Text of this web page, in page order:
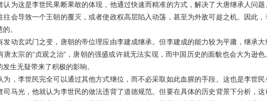
认为这是李世民果断果敢的体现，他通过快速而精准的方式，解决了大唐继承人问
往会导致一个王朝的覆灭，或者使政权高层陷入动荡，甚至为外敌可趁之机。因此
。
发动玄武门之变，唐朝的帝位理应由李建成继承。但李建成的能力较为平庸，继承
唐太宗的“贞观之治”，唐朝的强盛或许就无法实现，而中国历史的面貌也会大为逊
生无疑带来了积极的影响。
为，李世民完全可以通过其他方式继位，而不必采取如此血腥的手段。这也是李世
司马光，他就认为李世民的做法违背了道德规范。但要在具体的历史背景下分析，这